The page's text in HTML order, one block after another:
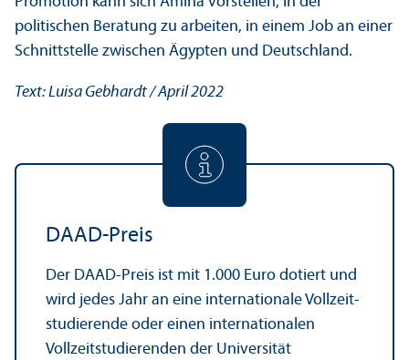
politischen Beratung zu arbeiten, in einem Job an einer
Schnittstelle zwischen Ägypten und Deutschland.
Text: Luisa Gebhardt / April 2022
DAAD-Preis
Der DAAD-Preis ist mit 1.000 Euro dotiert und
wird jedes Jahr an eine internationale Vollzeit­
studierende oder einen internationalen
Vollzeit­studierenden der Universität